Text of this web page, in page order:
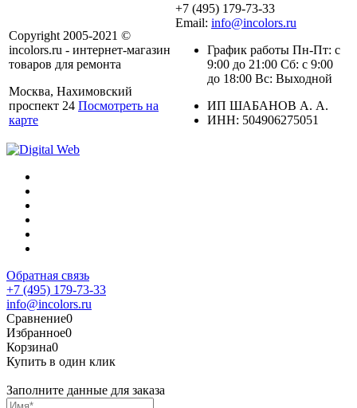
Copyright 2005-2021 ©
incolors.ru - интернет-магазин
товаров для ремонта
Москва, Нахимовский
проспект 24 Посмотреть на
карте
+7 (495) 179-73-33
Email: info@incolors.ru
График работы Пн-Пт: с
9:00 до 21:00 Сб: с 9:00
до 18:00 Вс: Выходной
ИП ШАБАНОВ А. А.
ИНН: 504906275051
Обратная связь
+7 (495) 179-73-33
info@incolors.ru
Сравнение0
Избранное0
Корзина0
Купить в один клик
Заполните данные для заказа